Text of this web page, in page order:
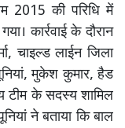
2015 की परिधि में
कार्रवाई के दौरान
चाइल्ड लाईन जिला
मुकेश कुमार, हैड
टीम के सदस्य शामिल
ने बताया कि बाल